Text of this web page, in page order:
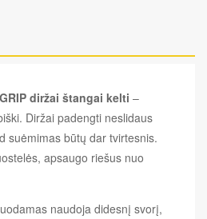
diržai štangai kelti –
Diržai padengti neslidaus
suėmimas būtų dar tvirtesnis.
apsaugo riešus nuo
naudoja didesnį svorį,